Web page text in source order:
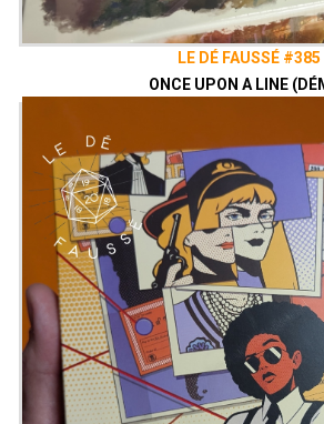
LE DÉ FAUSSÉ #385
ONCE UPON A LINE